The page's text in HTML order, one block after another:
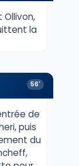
la
56'
de
puis
du